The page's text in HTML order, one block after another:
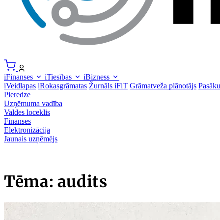
iFinanses iTiesības
iBizness
iVeidlapas iRokasgrāmatas Žurnāls iFiT Grāmatveža plānotājs
Pieredze
Uzņēmuma vadība
Valdes loceklis
Finanses
Elektronizācija
Jaunais uzņēmējs
Tēma: audits